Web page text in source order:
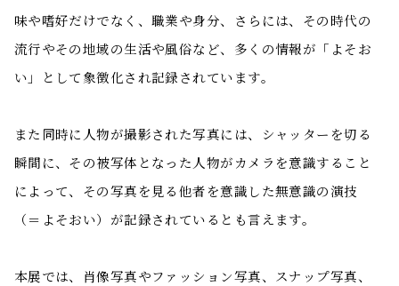
味や嗜好だけでなく、職業や身分、さらには、その時代の
流行やその地域の生活や風俗など、多くの情報が「よそお
い」として象徴化され記録されています。
また同時に人物が撮影された写真には、シャッターを切る
瞬間に、その被写体となった人物がカメラを意識すること
によって、その写真を見る他者を意識した無意識の演技
（＝よそおい）が記録されているとも言えます。
本展では、肖像写真やファッション写真、スナップ写真、